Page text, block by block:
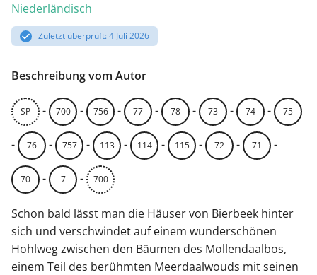
Niederländisch
Zuletzt überprüft: 4 Juli 2026
Beschreibung vom Autor
SP - 700 - 756 - 77 - 78 - 73 - 74 - 75
- 76 - 757 - 113 - 114 - 115 - 72 - 71 -
70 - 7 - 700
Schon bald lässt man die Häuser von Bierbeek hinter
sich und verschwindet auf einem wunderschönen
Hohlweg zwischen den Bäumen des Mollendaalbos,
einem Teil des berühmten Meerdaalwouds mit seinen